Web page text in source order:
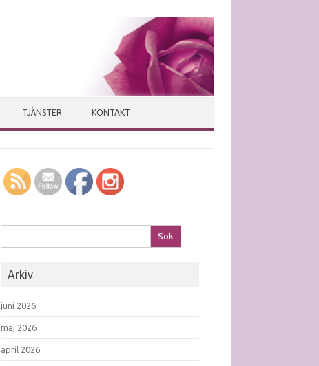
TJÄNSTER KONTAKT
Arkiv
juni 2026
maj 2026
april 2026